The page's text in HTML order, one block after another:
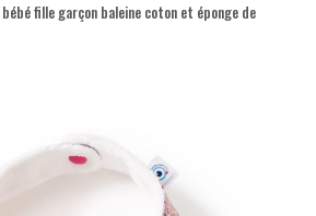
bébé fille garçon baleine coton et éponge de